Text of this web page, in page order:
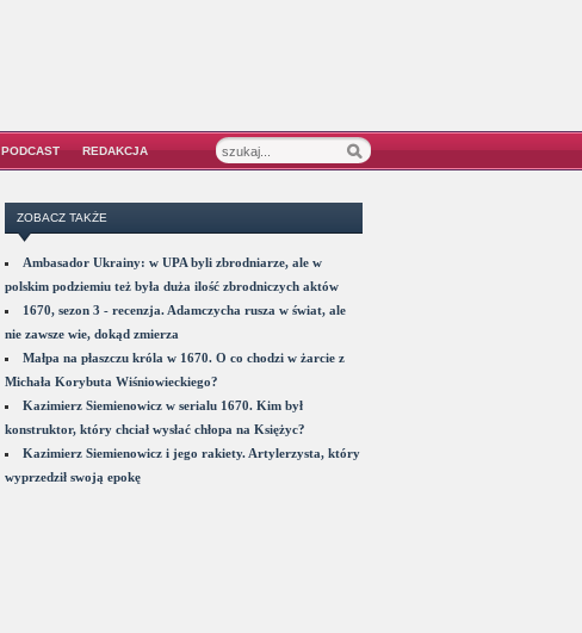
PODCAST REDAKCJA
ZOBACZ TAKŻE
Ambasador Ukrainy: w UPA byli zbrodniarze, ale w
polskim podziemiu też była duża ilość zbrodniczych aktów
1670, sezon 3 - recenzja. Adamczycha rusza w świat, ale
nie zawsze wie, dokąd zmierza
Małpa na płaszczu króla w 1670. O co chodzi w żarcie z
Michała Korybuta Wiśniowieckiego?
Kazimierz Siemienowicz w serialu 1670. Kim był
konstruktor, który chciał wysłać chłopa na Księżyc?
Kazimierz Siemienowicz i jego rakiety. Artylerzysta, który
wyprzedził swoją epokę